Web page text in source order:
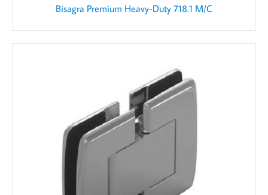
Bisagra Premium Heavy-Duty 718.1 M/C